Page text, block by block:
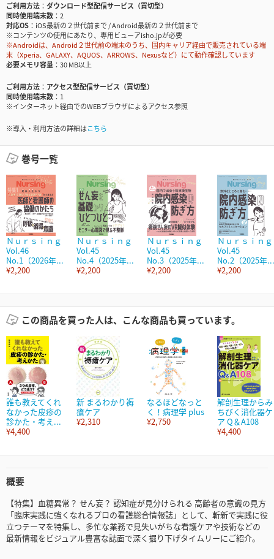
ご利用方法
ダウンロード型配信サービス（買切型）
同時使用端末数
2
対応OS
iOS最新の２世代前まで / Android最新の２世代前まで
※コンテンツの使用にあたり、専用ビューアisho.jpが必要
※Androidは、Android２世代前の端末のうち、国内キャリア経由で販売されている端
末（Xperia、GALAXY、AQUOS、ARROWS、Nexusなど）にて動作確認しています
必要メモリ容量
30 MB以上
ご利用方法
アクセス型配信サービス（買切型）
同時使用端末数
1
※インターネット経由でのWEBブラウザによるアクセス参照
※導入・利用方法の詳細はこちら
巻号一覧
Ｎｕｒｓｉｎｇ
Vol.46
No.1（2026年...
¥2,200
Ｎｕｒｓｉｎｇ
Vol.45
No.4（2025年...
¥2,200
Ｎｕｒｓｉｎｇ
Vol.45
No.3（2025年...
¥2,200
Ｎｕｒｓｉｎｇ
Vol.45
No.2（2025年...
¥2,200
この商品を買った人は、こんな商品も買っています。
誰も教えてくれ
なかった皮疹の
診かた・考え...
¥4,400
新 まるわかり褥
瘡ケア
¥2,310
なるほどなっと
く！病理学 plus
¥2,750
解剖生理からみ
ちびく消化器ケ
ア Q＆A108
¥4,400
概要
【特集】血糖異常？ せん妄？ 認知症が見分けられる 高齢者の意識の見方
「臨床実践に強くなれるプロの看護総合情報誌」として、斬新で実践に役
立つテーマを特集し、多忙な業務で見失いがちな看護ケアや技術などの
最新情報をビジュアル豊富な誌面で深く掘り下げタイムリーにご紹介。